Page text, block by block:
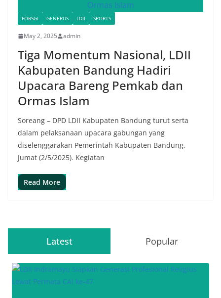
FORSGI GENERUS LDII SPORTS
May 2, 2025 admin
Tiga Momentum Nasional, LDII
Kabupaten Bandung Hadiri
Upacara Bareng Pemkab dan
Ormas Islam
Soreang – DPD LDII Kabupaten Bandung turut serta
dalam pelaksanaan upacara gabungan yang
diselenggarakan Pemerintah Kabupaten Bandung,
Jumat (2/5/2025). Kegiatan
Read More
Latest Popular